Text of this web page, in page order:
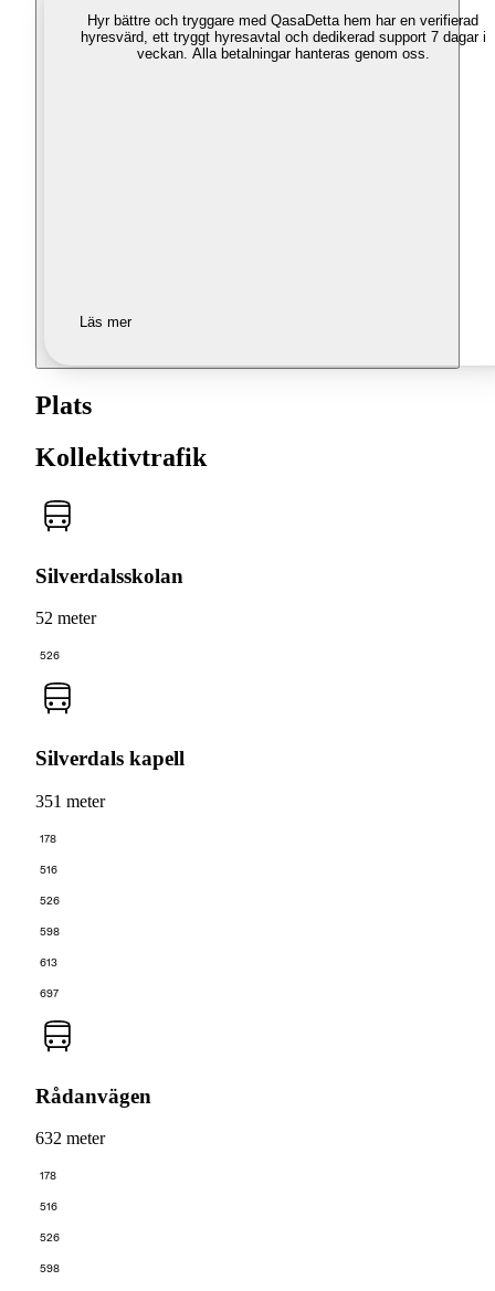
Hyr bättre och tryggare med QasaDetta hem har en verifierad
hyresvärd, ett tryggt hyresavtal och dedikerad support 7 dagar i
veckan. Alla betalningar hanteras genom oss.
Läs mer
Plats
Kollektivtrafik
Silverdalsskolan
52 meter
526
Silverdals kapell
351 meter
178
516
526
598
613
697
Rådanvägen
632 meter
178
516
526
598